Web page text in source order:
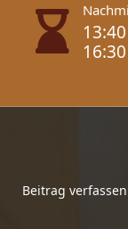
Beitrag verfassen